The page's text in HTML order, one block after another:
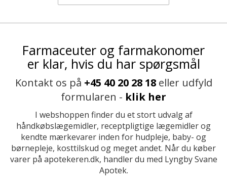
Farmaceuter og farmakonomer
er klar, hvis du har spørgsmål
Kontakt os på +45 40 20 28 18eller udfyld
formularen - klik her
I webshoppen finder du et stort udvalg af
håndkøbslægemidler, receptpligtige lægemidler og
kendte mærkevarer inden for hudpleje, baby- og
børnepleje, kosttilskud og meget andet. Når du køber
varer på apotekeren.dk, handler du med Lyngby Svane
Apotek.